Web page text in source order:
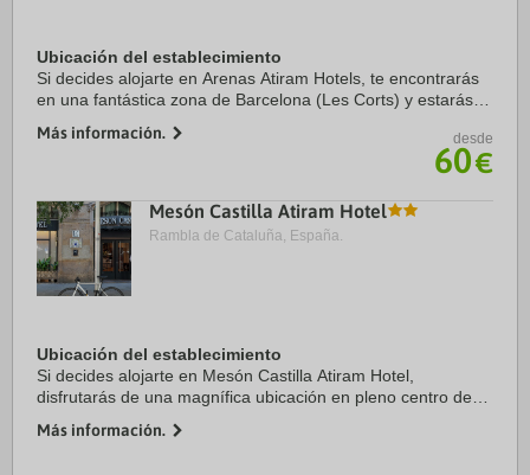
Ubicación del establecimiento
Si decides alojarte en Arenas Atiram Hotels, te encontrarás
en una fantástica zona de Barcelona (Les Corts) y estarás a
Espanya. Además, este hotel se ...
Más información. desde
60€
Mesón Castilla Atiram Hotel
Rambla de Cataluña, España.
Ubicación del establecimiento
Si decides alojarte en Mesón Castilla Atiram Hotel,
disfrutarás de una magnífica ubicación en pleno centro de
de Catalunya. Además, este hotel se ...
Más información.